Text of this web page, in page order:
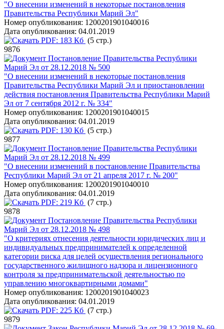
"О внесении изменений в некоторые постановления
Правительства Республики Марий Эл"
Номер опубликования: 1200201901040016
Дата опубликования: 04.01.2019
PDF: 183 Кб (5 стр.)
9876
Постановление Правительства Республики
Марий Эл от 28.12.2018 № 500
"О внесении изменений в некоторые постановления
Правительства Республики Марий Эл и приостановлении
действия постановления Правительства Республики Марий
Эл от 7 сентября 2012 г. № 334"
Номер опубликования: 1200201901040015
Дата опубликования: 04.01.2019
PDF: 130 Кб (5 стр.)
9877
Постановление Правительства Республики
Марий Эл от 28.12.2018 № 499
"О внесении изменений в постановление Правительства
Республики Марий Эл от 21 апреля 2017 г. № 200"
Номер опубликования: 1200201901040010
Дата опубликования: 04.01.2019
PDF: 219 Кб (7 стр.)
9878
Постановление Правительства Республики
Марий Эл от 28.12.2018 № 498
"О критериях отнесения деятельности юридических лиц и
индивидуальных предпринимателей к определенной
категории риска для целей осуществления регионального
государственного жилищного надзора и лицензионного
контроля за предпринимательской деятельностью по
управлению многоквартирными домами"
Номер опубликования: 1200201901040023
Дата опубликования: 04.01.2019
PDF: 225 Кб (7 стр.)
9879